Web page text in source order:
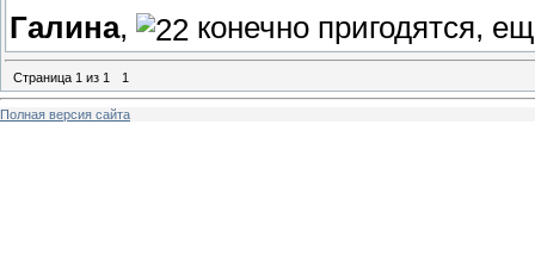
Галина, конечно пригодятся,
Страница 1 из 1 1
Полная версия сайта